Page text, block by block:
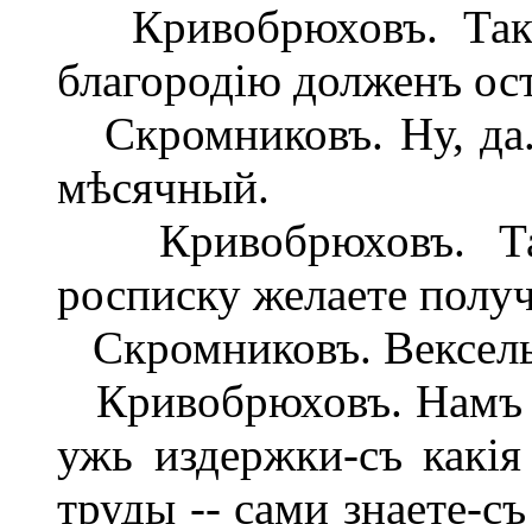
Кривобрюховъ.
благородію долженъ
Скромниковъ. Ну,
мѣсячный.
Кривобрюховъ.
росписку желаете
Скромниковъ.
Кривобрюховъ. Намъ
ужь издержки-съ
труды -- сами знаете-